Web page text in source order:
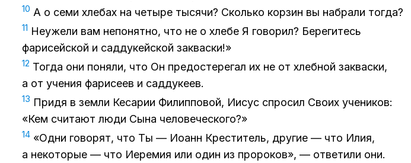
10 А о семи хле­бах на че­ты­ре ты­ся­чи? Сколь­ко кор­зин вы на­бра­ли то­гда?
11 Неуже­ли вам непо­нят­но, что не о хле­бе Я го­во­рил? Бе­ре­ги­тесь
фа­ри­сей­ской и сад­ду­кей­ской за­квас­ки!»
12 То­гда они по­ня­ли, что Он предо­сте­ре­гал их не от хлеб­ной за­квас­ки,
а от уче­ния фа­ри­се­ев и сад­ду­ке­ев.
13 При­дя в зем­ли Ке­са­рии Фи­лип­по­вой, Иисус спро­сил Сво­их уче­ни­ков:
«Кем счи­та­ют люди Сына че­ло­ве­че­ско­го?»
14 «Од­ни го­во­рят, что Ты — Иоанн Кре­сти­тель, дру­гие — что Илия,
а неко­то­рые — что Иере­мия или один из про­ро­ко­в», — от­ве­ти­ли они.